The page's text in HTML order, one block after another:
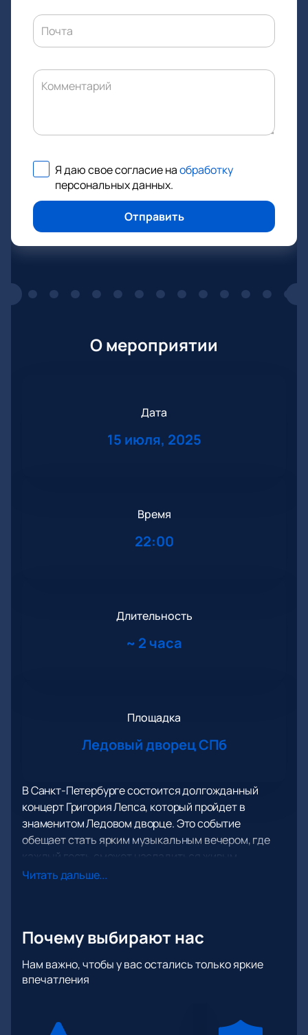
Почта
Комментарий
Я даю свое согласие наобработку
персональных данных.
Отправить
О мероприятии
Дата
15 июля, 2025
Время
22:00
Длительность
~ 2 часа
Площадка
Ледовый дворец СПб
В Санкт-Петербурге состоится долгожданный
концерт Григория Лепса, который пройдет в
знаменитом Ледовом дворце. Это событие
обещает стать ярким музыкальным вечером, где
каждый гость сможет насладиться живым
исполнением любимых хитов. Ледовый дворец,
масштаба.
харизматичных исполнителей на российской
эстраде. Его мощный голос и эмоциональная
На концерте прозвучат как новые композиции, так и
Читать дальше...
Почему выбирают нас
Нам важно, чтобы у вас остались только яркие
впечатления